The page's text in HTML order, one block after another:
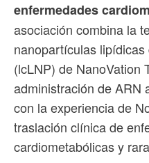
enfermedades
asociación combina la
nanopartículas
(lcLNP) de NanoVation
administración de ARN
con la experiencia de
traslación clínica de
cardiometabólicas y